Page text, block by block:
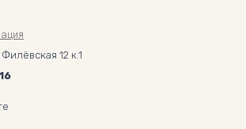
12 к.1